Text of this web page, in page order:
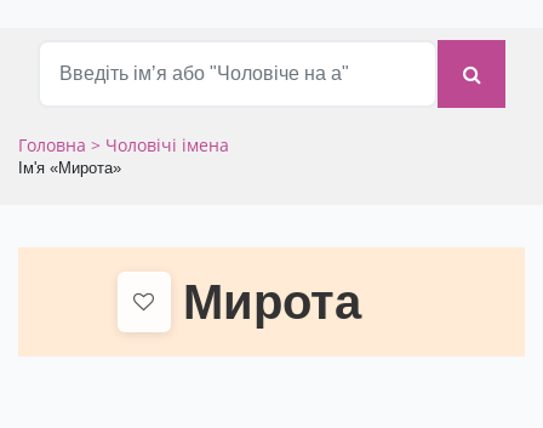
Головна > Чоловічі імена
Ім'я «Мирота»
Мирота